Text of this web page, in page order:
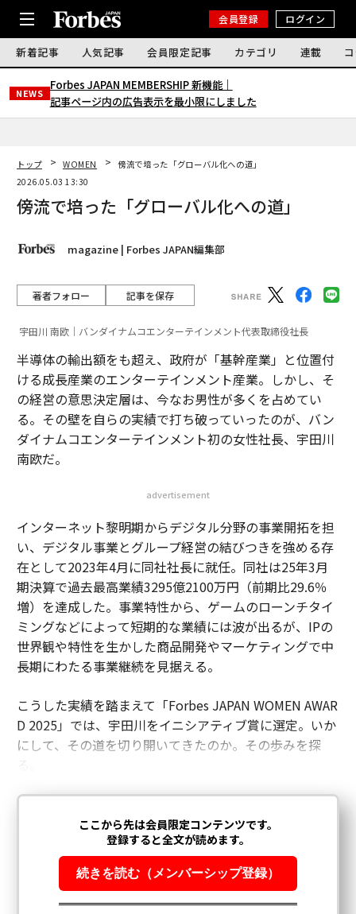
会員登録 ログイン
新着記事 人気記事 会員限定記事 カテゴリ 連載
NEWS
Forbes JAPAN MEMBERSHIP 新機能｜
記事ページ内の広告表示を最小限にしました
トップ WOMEN
傍流で培った「グローバル化への道」
2026.05.03 13:30
傍流で培った「グローバル化への道」
magazine | Forbes JAPAN編集部
著者フォロー 記事を保存
宇田川 南欧｜バンダイナムコエンターテインメント代表取締役社長
半導体の輸出額をも超え、政府が「基幹産業」と位置付
ける成長産業のエンターテインメント産業。しかし、そ
の経営の意思決定層は、今なお男性が多くを占めてい
る。その壁を自らの実績で打ち破っていったのが、バン
ダイナムコエンターテインメント初の女性社長、宇田川
南欧だ。
advertisement
インターネット黎明期からデジタル分野の事業開拓を担
い、デジタル事業とグループ経営の結びつきを強める存
在として2023年4月に同社社長に就任。同社は25年3月
期決算で過去最高業績3295億2100万円（前期比29.6％
増）を達成した。事業特性から、ゲームのローンチタイ
ミングなどによって短期的な業績には波が出るが、IPの
世界観や特性を生かした商品開発やマーケティングで中
長期にわたる事業継続を見据える。
こうした実績を踏まえて「Forbes JAPAN WOMEN AWAR
D 2025」では、宇田川をイニシアティブ賞に選定。いか
にして、その道を切り開いてきたのか。その歩みを探